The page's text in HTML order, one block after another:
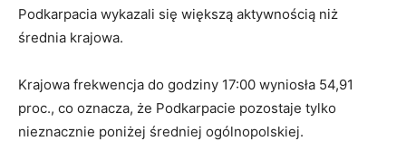
Podkarpacia wykazali się większą aktywnością niż
średnia krajowa.
Krajowa frekwencja do godziny 17:00 wyniosła 54,91
proc., co oznacza, że Podkarpacie pozostaje tylko
nieznacznie poniżej średniej ogólnopolskiej.